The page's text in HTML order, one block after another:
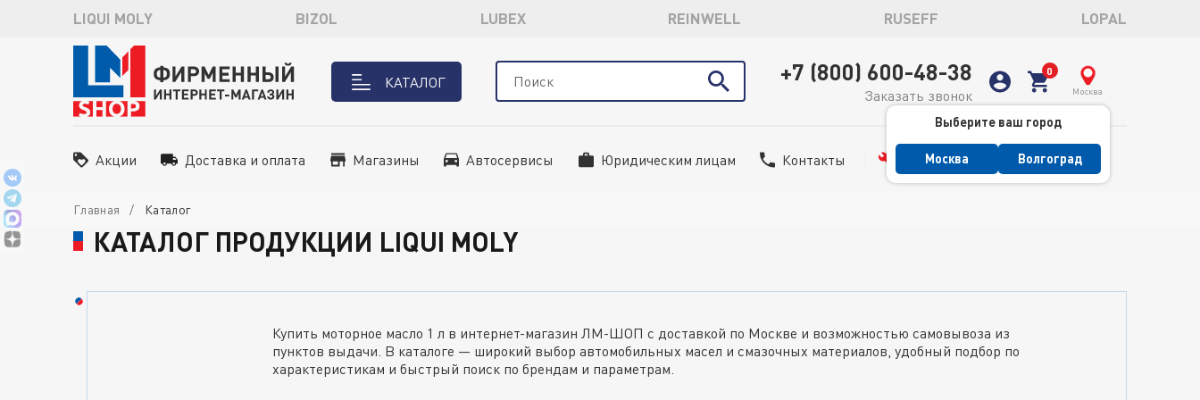
LIQUI MOLY BIZOL LUBEX REINWELL RUSEFF LOPAL
КАТАЛОГ +7 (800) 600-48-38
Заказать звонок Москва
Выберите ваш город
Москва Волгоград
Акции Доставка и оплата Магазины Автосервисы Юридическим лицам Контакты Сервис
Главная Каталог
КАТАЛОГ ПРОДУКЦИИ LIQUI MOLY
Купить моторное масло 1 л в интернет-магазин ЛМ-ШОП с доставкой по Москве и возможностью самовывоза из
пунктов выдачи. В каталоге — широкий выбор автомобильных масел и смазочных материалов, удобный подбор по
характеристикам и быстрый поиск по брендам и параметрам.